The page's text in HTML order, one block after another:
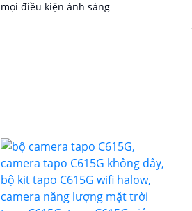
mọi điều kiện ánh sáng